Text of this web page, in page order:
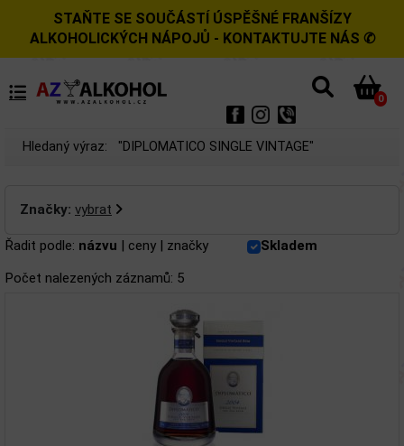
STAŇTE SE SOUČÁSTÍ ÚSPĚŠNÉ FRANŠÍZY
ALKOHOLICKÝCH NÁPOJŮ - KONTAKTUJTE NÁS ✆
0
Hledaný výraz: "DIPLOMATICO SINGLE VINTAGE"
Značky: vybrat
Řadit podle: názvu | ceny | značky
Skladem
Počet nalezených záznamů: 5